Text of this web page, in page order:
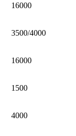
16000
3500/4000
16000
1500
4000